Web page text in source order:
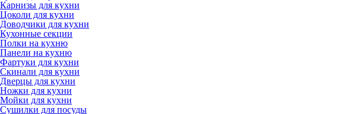
Карнизы для кухни
Цоколи для кухни
Доводчики для кухни
Кухонные секции
Полки на кухню
Панели на кухню
Фартуки для кухни
Скинали для кухни
Дверцы для кухни
Ножки для кухни
Мойки для кухни
Сушилки для посуды